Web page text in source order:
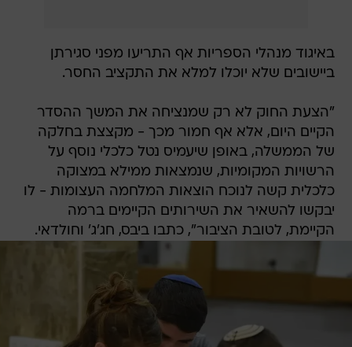
באיגוד מנהלי הספריות אף התריעו מפני סגירתן
ביישובים שלא יוכלו למלא את התקציב החסר.
"הצעת החוק לא רק שמנציחה את המשך ההסדר
הקיים היום, אלא אף חמור מכך - מקצצת בחלקה
של הממשלה, באופן שיעמיס נטל כלכלי נוסף על
הרשויות המקומיות, שנמצאות ממילא במצוקה
כלכלית קשה לנוכח הוצאות המלחמה העצומות - לו
יבקשו להשאיר את השירותים הקיימים ברמה
הקיימת, לטובת הציבור", כתבו ביבס, חג'ג' וחולדאי.